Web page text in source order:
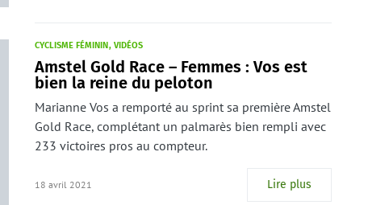
CYCLISME FÉMININ VIDÉOS
Amstel Gold Race – Femmes : Vos est
bien la reine du peloton
Marianne Vos a remporté au sprint sa première Amstel
Gold Race, complétant un palmarès bien rempli avec
233 victoires pros au compteur.
18 avril 2021 Lire plus